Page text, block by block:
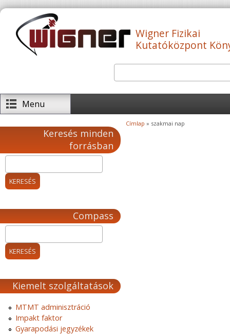
Ugrás a tartalomra
Wigner Fizikai
Kutatóközpont
Keresés űrlap
Menu
Keresés minden
forrásban
Compass
Kiemelt szolgáltatások
MTMT adminisztráció
Impakt faktor
Gyarapodási jegyzékek
Jelenlegi hely
Címlap » szakmai nap